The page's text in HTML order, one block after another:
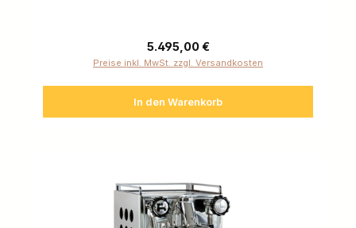
Regulärer Preis:
5.495,00 €
Preise inkl. MwSt. zzgl. Versandkosten
In den Warenkorb